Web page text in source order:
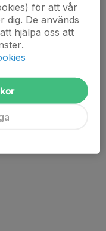
för att vår
dig. De används
hjälpa oss att